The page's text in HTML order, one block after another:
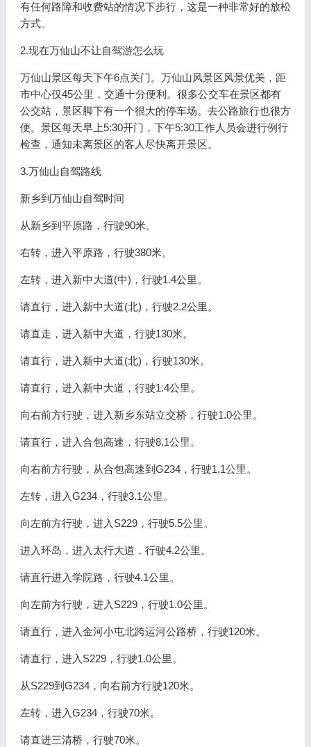
有任何路障和收费站的情况下步行，这是一种非常好的放松
方式。
2.现在万仙山不让自驾游怎么玩
万仙山景区每天下午6点关门。万仙山风景区风景优美，距
市中心仅45公里，交通十分便利。很多公交车在景区都有
公交站，景区脚下有一个很大的停车场。去公路旅行也很方
便。景区每天早上5:30开门，下午5:30工作人员会进行例行
检查，通知未离景区的客人尽快离开景区。
3.万仙山自驾路线
新乡到万仙山自驾时间
从新乡到平原路，行驶90米。
右转，进入平原路，行驶380米。
左转，进入新中大道(中)，行驶1.4公里。
请直行，进入新中大道(北)，行驶2.2公里。
请直走，进入新中大道，行驶130米。
请直行，进入新中大道(北)，行驶130米。
请直行，进入新中大道，行驶1.4公里。
向右前方行驶，进入新乡东站立交桥，行驶1.0公里。
请直行，进入合包高速，行驶8.1公里。
向右前方行驶，从合包高速到G234，行驶1.1公里。
左转，进入G234，行驶3.1公里。
向左前方行驶，进入S229，行驶5.5公里。
进入环岛，进入太行大道，行驶4.2公里。
请直行进入学院路，行驶4.1公里。
向左前方行驶，进入S229，行驶1.0公里。
请直行，进入金河小屯北跨运河公路桥，行驶120米。
请直行，进入S229，行驶1.0公里。
从S229到G234，向右前方行驶120米。
左转，进入G234，行驶70米。
请直进三清桥，行驶70米。